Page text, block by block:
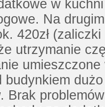
w
Na
420zł
utrzymanie
budynkiem
Brak